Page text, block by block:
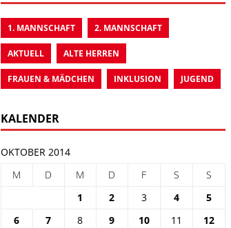
1. MANNSCHAFT 2. MANNSCHAFT
AKTUELL ALTE HERREN
FRAUEN & MÄDCHEN INKLUSION JUGEND
KALENDER
OKTOBER 2014
M
D M D F S
S
1
2 3 4
5
6
7 8 9 10 11 12